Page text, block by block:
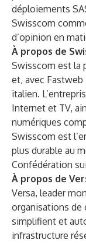
déploiements
Swisscom
d’opinion en
À propos de
Swisscom est la
et, avec
italien.
Internet et TV,
numériques
Swisscom est
plus durable au
Confédération
À propos de
Versa, leader
organisations de
simplifient et
infrastructure